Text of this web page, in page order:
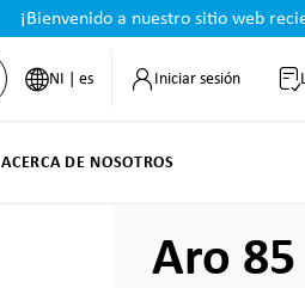
¡Bienvenido a nuestro sitio web
NI | es Iniciar sesión
ACERCA DE NOSOTROS
Aro